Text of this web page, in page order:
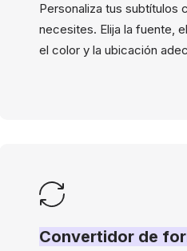
Personaliza tus subtítulos
necesites. Elija la fuente,
el color y la ubicación
Convertidor de